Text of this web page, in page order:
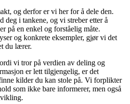
og derfor er vi her for å dele den.
i tankene, og vi streber etter å
på en enkel og forståelig måte.
og konkrete eksempler, gjør vi det
du lærer.
vi tror på verdien av deling og
er lett tilgjengelig, er det
kilder du kan stole på. Vi forplikter
som ikke bare informerer, men også